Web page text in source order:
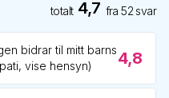
totalt 4,7 fra52 svar
bidrar til mitt barns
vise hensyn)
4,8